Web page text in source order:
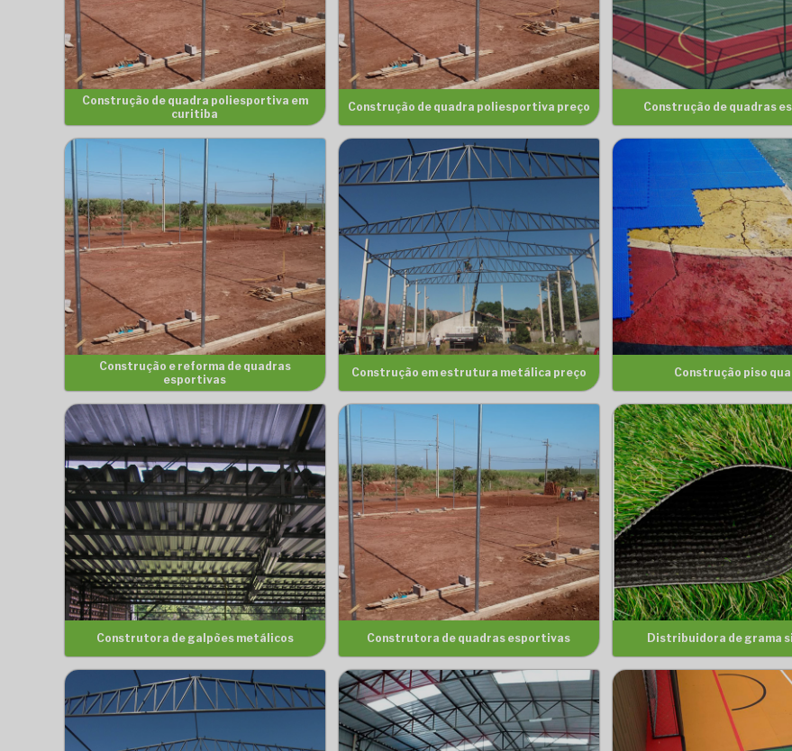
Construção de quadra poliesportiva em
curitiba
Construção de quadra poliesportiva preço Construção de quadras
Construção e reforma de quadras
esportivas
Construção em estrutura metálica preço Construção piso
Construtora de galpões metálicos Construtora de quadras esportivas Distribuidora de grama